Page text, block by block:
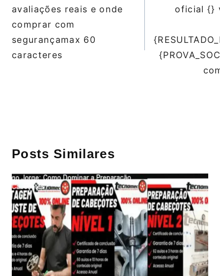
avaliações reais e onde
comprar com
segurançamax 60
caracteres
oficial {}
Posts Similares